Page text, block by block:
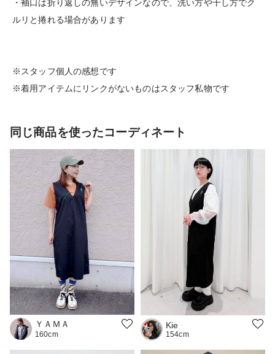
・袖口は折り返しの無いデザインなので、洗い方や干し方でク
ルリと捲れる場合があります
※スタッフ個人の感想です
※着用アイテムにリンクがないものはスタッフ私物です
同じ商品を使ったコーディネート
ＹＡＭＡ
160cm
Kie
154cm